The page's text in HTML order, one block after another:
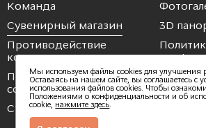
Команда
Сувенирный магазин
3D
Противодействие
коррупции
Пользовательское
соглашение
Стать партнером
Мы используем файлы cookies для улучшения
Оставаясь на нашем сайте, вы соглашаетесь с
использования файлов cookies. Чтобы
Положениями о конфиденциальности и об
cookie, нажмите здесь.